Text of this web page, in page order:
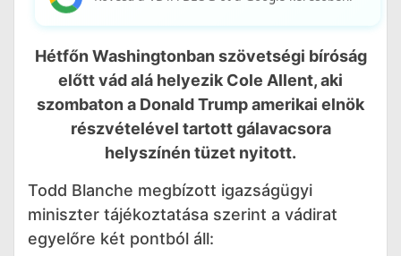
Hétfőn Washingtonban szövetségi bíróság
előtt vád alá helyezik Cole Allent, aki
szombaton a Donald Trump amerikai elnök
részvételével tartott gálavacsora
helyszínén tüzet nyitott.
Todd Blanche megbízott igazságügyi
miniszter tájékoztatása szerint a vádirat
egyelőre két pontból áll: